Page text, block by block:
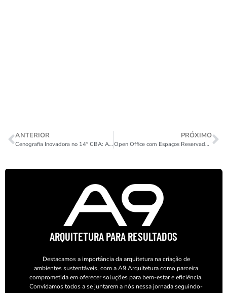
ANTERIOR
Cenografia Inovadora no 14º CBA: A9 Arquitetura Transforma o Maior Evento da Cadeia do Algodão
PRÓXIMO
Open Office com Espaços Reservados: Ideias para modernizar seu escritório
ARQUITETURA PARA RESULTADOS
Destacamos a importância da arquitetura na criação de
ambientes sustentáveis, com a A9 Arquitetura como parceira
comprometida em oferecer soluções para bem-estar e eficiência.
Convidamos todos a se juntarem a nós nessa jornada seguindo-